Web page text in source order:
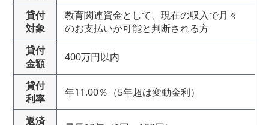
貸付
対象
教育関連資金として、現在の収入で月々
のお支払いが可能と判断される方
貸付
金額
400万円以内
貸付
利率
年11.00％（5年超は変動金利）
返済